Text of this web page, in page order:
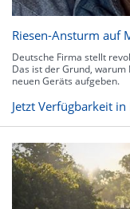
Riesen-Ansturm auf
Deutsche Firma stellt
Das ist der Grund,
neuen Geräts aufgeben.
Jetzt Verfügbarkeit